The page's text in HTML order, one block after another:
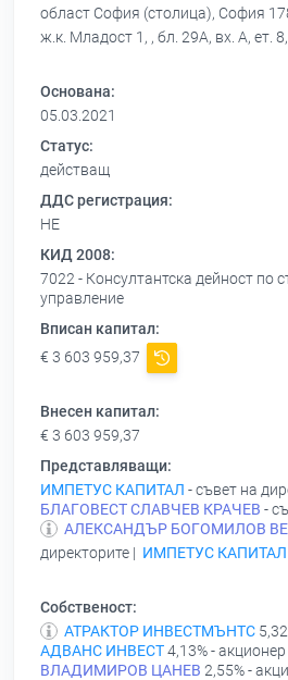
област София (столица), София
ж.к. Младост 1, , бл. 29А, вх. А, ет.
Основана:
05.03.2021
Статус:
действащ
ДДС регистрация:
НЕ
КИД 2008:
7022 - Консултантска дейност по
управление
Вписан капитал:
€ 3 603 959,37
Внесен капитал:
€ 3 603 959,37
Представляващи:
ИМПЕТУС КАПИТАЛ - съвет на
БЛАГОВЕСТ СЛАВЧЕВ КРАЧЕВ -
АЛЕКСАНДЪР БОГОМИЛОВ
директорите | ИМПЕТУС КАПИТАЛ
Собственост:
АТРАКТОР ИНВЕСТМЪНТС
АДВАНС ИНВЕСТ4,13% - акционер
ВЛАДИМИРОВ ЦАНЕВ 2,55% -